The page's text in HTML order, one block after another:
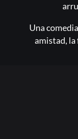
Una
amistad, la